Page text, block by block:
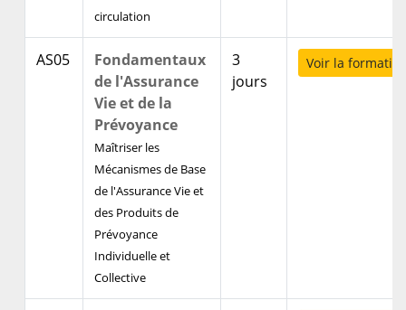
circulation
AS05
Fondamentaux
de l'Assurance
Vie et de la
Prévoyance
Maîtriser les
Mécanismes de Base
de l'Assurance Vie et
des Produits de
Prévoyance
Individuelle et
Collective
3
jours
Voir la